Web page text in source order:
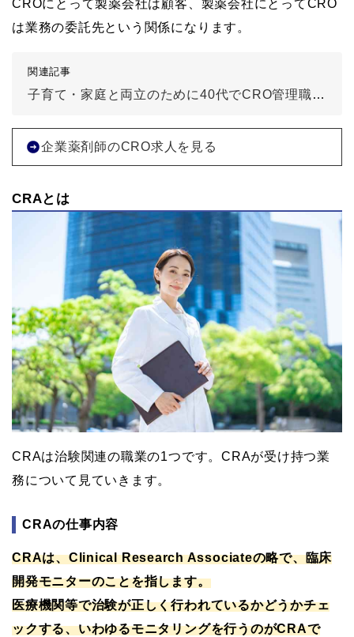
CROにとって製薬会社は顧客、製薬会社にとってCRO
は業務の委託先という関係になります。
関連記事
子育て・家庭と両立のために40代でCRO管理職から調剤薬局薬剤師に転職
企業薬剤師のCRO求人を見る
CRAとは
CRAは治験関連の職業の1つです。CRAが受け持つ業
務について見ていきます。
CRAの仕事内容
CRAは、Clinical Research Associateの略で、臨床
開発モニターのことを指します。
医療機関等で治験が正しく行われているかどうかチェ
ックする、いわゆるモニタリングを行うのがCRAで